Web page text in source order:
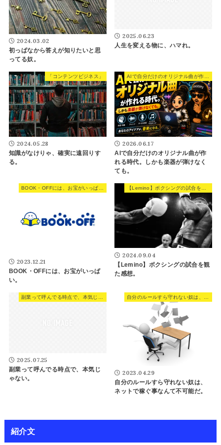
2024.03.02
初っぱなから答えが知りたいと思
ってる奴。
2025.06.23
人生を変える物に、ハマれ。
「コンテンツビジネス」
2024.05.28
知識がなけりゃ、確実に遠回りす
る。
2026.06.17
AIで自分だけのオリジナル曲が作
れる時代。しかも楽器が弾けなく
ても。
BOOK・OFFには、お宝がいっぱい。
2023.12.21
BOOK・OFFには、お宝がいっぱ
い。
【Lemino】ボクシングの試合を観た感想。
2024.09.04
【Lemino】ボクシングの試合を観
た感想。
副業って呼んでる時点で、本気じゃない。
2025.07.25
副業って呼んでる時点で、本気じ
ゃない。
自分のルールすら守れない奴は、ネットで稼ぐ事なんて不可能だ。
2023.04.29
自分のルールすら守れない奴は、
ネットで稼ぐ事なんて不可能だ。
紹介文